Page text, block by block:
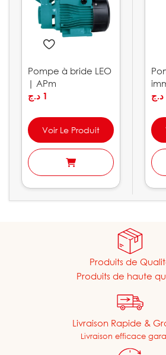
Pompe à bride LEO
| APm
1 د.ج
Voir Le Produit
د.ج
Produits de
Produits de haute
Livraison Rapide &
Livraison efficace